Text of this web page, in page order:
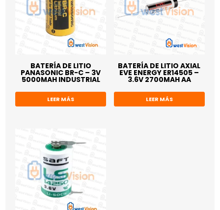
BATERÍA DE LITIO
PANASONIC BR-C – 3V
5000MAH INDUSTRIAL
LEER MÁS
BATERÍA DE LITIO AXIAL
EVE ENERGY ER14505 –
3.6V 2700MAH AA
LEER MÁS